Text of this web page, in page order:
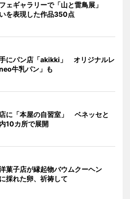
ェギャラリーで「山と雷鳥展」
を表現した作品350点
にパン店「akikki」 オリジナルレ
牛乳パン」も
に「本屋の自習室」 ベネッセと
10カ所で展開
菓子店が縁起物バウムクーヘン
採れた卵、祈祷して